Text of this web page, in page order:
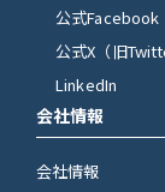
公式Facebook
公式X（旧
LinkedIn
会社情報
会社情報